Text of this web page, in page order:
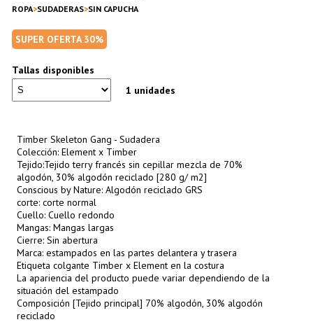
ROPA SUDADERAS SIN CAPUCHA
SUPER OFERTA 30%
Tallas disponibles
1 unidades
Timber Skeleton Gang - Sudadera
Colección: Element x Timber
Tejido:Tejido terry francés sin cepillar mezcla de 70%
algodón, 30% algodón reciclado [280 g/ m2]
Conscious by Nature: Algodón reciclado GRS
corte: corte normal
Cuello: Cuello redondo
Mangas: Mangas largas
Cierre: Sin abertura
Marca: estampados en las partes delantera y trasera
Etiqueta colgante Timber x Element en la costura
La apariencia del producto puede variar dependiendo de la
situación del estampado
Composición [Tejido principal] 70% algodón, 30% algodón
reciclado